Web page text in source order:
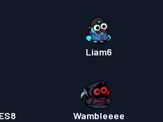
Liam6
Wambleeee